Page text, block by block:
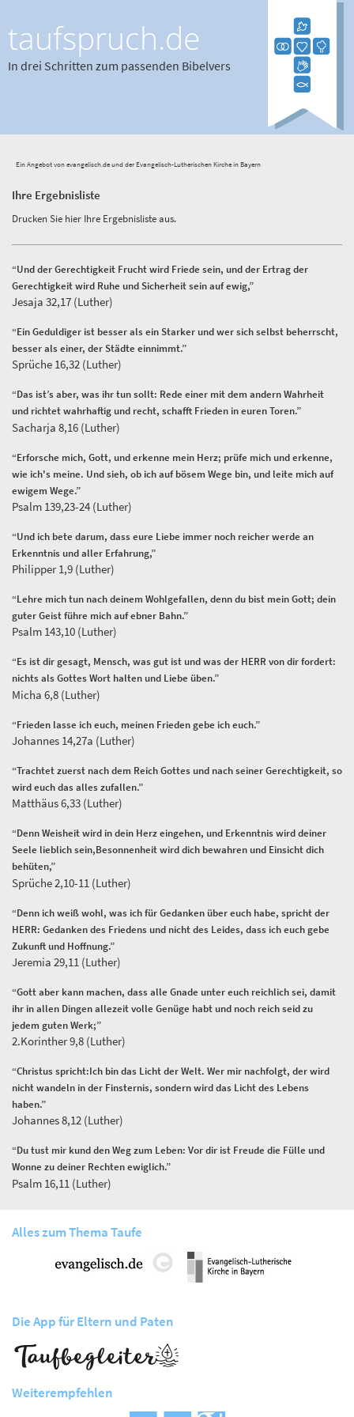
taufspruch.de
In drei Schritten zum passenden Bibelvers
Ein Angebot von evangelisch.de und der Evangelisch-Lutherischen Kirche in Bayern
Ihre Ergebnisliste
Drucken Sie hier Ihre Ergebnisliste aus.
“Und der Gerechtigkeit Frucht wird Friede sein, und der Ertrag der
Gerechtigkeit wird Ruhe und Sicherheit sein auf ewig,”
Jesaja 32,17 (Luther)
“Ein Geduldiger ist besser als ein Starker und wer sich selbst beherrscht,
besser als einer, der Städte einnimmt.”
Sprüche 16,32 (Luther)
“Das ist’s aber, was ihr tun sollt: Rede einer mit dem andern Wahrheit
und richtet wahrhaftig und recht, schafft Frieden in euren Toren.”
Sacharja 8,16 (Luther)
“Erforsche mich, Gott, und erkenne mein Herz; prüfe mich und erkenne,
wie ich's meine. Und sieh, ob ich auf bösem Wege bin, und leite mich auf
ewigem Wege.”
Psalm 139,23-24 (Luther)
“Und ich bete darum, dass eure Liebe immer noch reicher werde an
Erkenntnis und aller Erfahrung,”
Philipper 1,9 (Luther)
“Lehre mich tun nach deinem Wohlgefallen, denn du bist mein Gott; dein
guter Geist führe mich auf ebner Bahn.”
Psalm 143,10 (Luther)
“Es ist dir gesagt, Mensch, was gut ist und was der HERR von dir fordert:
nichts als Gottes Wort halten und Liebe üben.”
Micha 6,8 (Luther)
“Frieden lasse ich euch, meinen Frieden gebe ich euch.”
Johannes 14,27a (Luther)
“Trachtet zuerst nach dem Reich Gottes und nach seiner Gerechtigkeit, so
wird euch das alles zufallen.”
Matthäus 6,33 (Luther)
“Denn Weisheit wird in dein Herz eingehen, und Erkenntnis wird deiner
Seele lieblich sein,Besonnenheit wird dich bewahren und Einsicht dich
behüten,”
Sprüche 2,10-11 (Luther)
“Denn ich weiß wohl, was ich für Gedanken über euch habe, spricht der
HERR: Gedanken des Friedens und nicht des Leides, dass ich euch gebe
Zukunft und Hoffnung.”
Jeremia 29,11 (Luther)
“Gott aber kann machen, dass alle Gnade unter euch reichlich sei, damit
ihr in allen Dingen allezeit volle Genüge habt und noch reich seid zu
jedem guten Werk;”
2.Korinther 9,8 (Luther)
“Christus spricht:Ich bin das Licht der Welt. Wer mir nachfolgt, der wird
nicht wandeln in der Finsternis, sondern wird das Licht des Lebens
haben.”
Johannes 8,12 (Luther)
“Du tust mir kund den Weg zum Leben: Vor dir ist Freude die Fülle und
Wonne zu deiner Rechten ewiglich.”
Psalm 16,11 (Luther)
Alles zum Thema Taufe
Die App für Eltern und Paten
Weiterempfehlen